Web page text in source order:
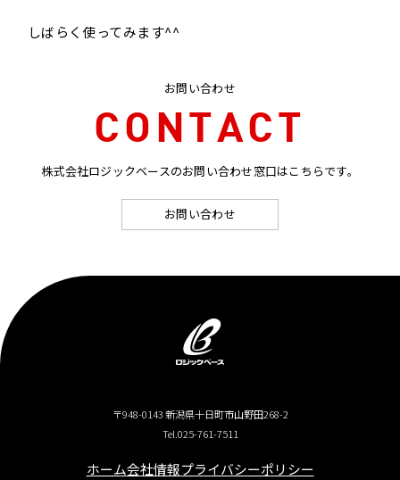
しばらく使ってみます^^
お問い合わせ
CONTACT
株式会社ロジックベースのお問い合わせ窓口はこちらです。
お問い合わせ
〒948-0143 新潟県十日町市山野田268-2
Tel.025-761-7511
ホーム会社情報プライバシーポリシー